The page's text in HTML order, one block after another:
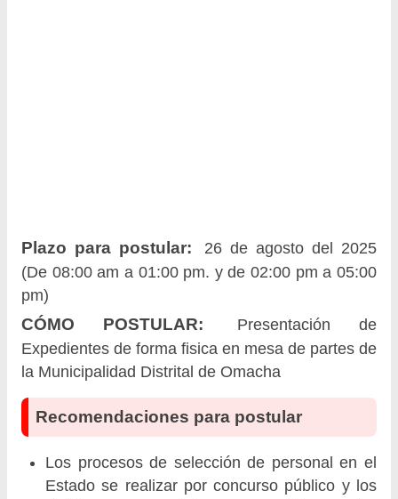
Plazo para postular:
26 de agosto del 2025
(De 08:00 am a 01:00 pm. y de 02:00 pm a 05:00
pm)
CÓMO POSTULAR:
Presentación de
Expedientes de forma fisica en mesa de partes de
la Municipalidad Distrital de Omacha
Recomendaciones para postular
Los procesos de selección de personal en el
Estado se realizar por concurso público y los